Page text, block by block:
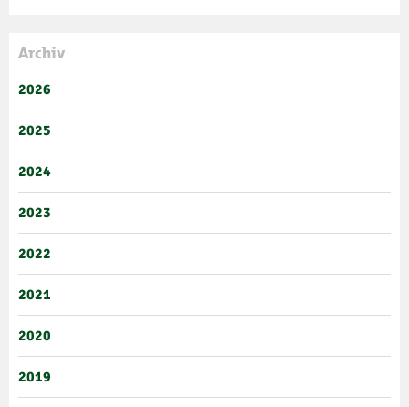
Archiv
2026
2025
2024
2023
2022
2021
2020
2019